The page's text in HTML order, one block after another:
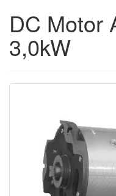
DC Motor
3,0kW